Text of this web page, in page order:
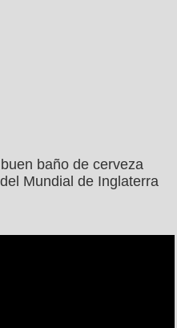
baño de cerveza
Mundial de Inglaterra